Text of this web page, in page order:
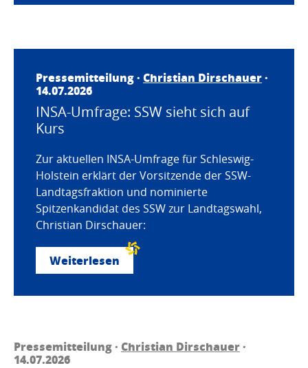
Pressemitteilung · Christian Dirschauer·
14.07.2026
INSA-Umfrage: SSW sieht sich auf
Kurs
Zur aktuellen INSA-Umfrage für Schleswig-
Holstein erklärt der Vorsitzende der SSW-
Landtagsfraktion und nominierte
Spitzenkandidat des SSW zur Landtagswahl,
Christian Dirschauer:
Weiterlesen
Pressemitteilung · Christian Dirschauer·
14.07.2026